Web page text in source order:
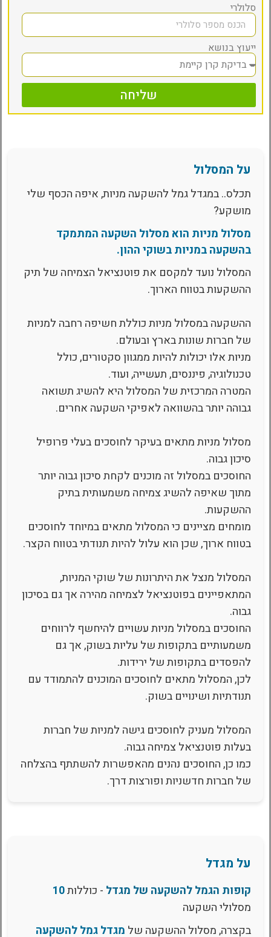
סלולרי
ייעוץ בנושא
שליחה
על המסלול
תכלס.. במגדל גמל להשקעה מניות, איפה הכסף שלי
מושקע?
מסלול מניות הוא מסלול השקעה המתמקד
בהשקעה במניות בשוקי ההון.
המסלול נועד למקסם את פוטנציאל הצמיחה של תיק
ההשקעות בטווח הארוך.
ההשקעה במסלול מניות כוללת חשיפה רחבה למניות
של חברות שונות בארץ ובעולם.
מניות אלו יכולות להיות ממגוון סקטורים, כולל
טכנולוגיה, פיננסים, תעשייה, ועוד.
המטרה המרכזית של המסלול היא להשיג תשואה
גבוהה יותר בהשוואה לאפיקי השקעה אחרים.
מסלול מניות מתאים בעיקר לחוסכים בעלי פרופיל
סיכון גבוה.
החוסכים במסלול זה מוכנים לקחת סיכון גבוה יותר
מתוך שאיפה להשיג צמיחה משמעותית בתיק
ההשקעות.
מומחים מציינים כי המסלול מתאים במיוחד לחוסכים
בטווח ארוך, שכן הוא עלול להיות תנודתי בטווח הקצר.
המסלול מנצל את היתרונות של שוקי המניות,
המתאפיינים בפוטנציאל לצמיחה מהירה אך גם בסיכון
גבוה.
החוסכים במסלול מניות עשויים להיחשף לרווחים
משמעותיים בתקופות של עליות בשוק, אך גם
להפסדים בתקופות של ירידות.
לכן, המסלול מתאים לחוסכים המוכנים להתמודד עם
תנודתיות ושינויים בשוק.
המסלול מעניק לחוסכים גישה למניות של חברות
בעלות פוטנציאל צמיחה גבוה.
כמו כן, החוסכים נהנים מהאפשרות להשתתף בהצלחה
של חברות חדשניות ופורצות דרך.
על מגדל
קופות הגמל להשקעה של מגדל - כוללות10
מסלולי השקעה
בקצרה, מסלול ההשקעה של מגדל גמל להשקעה